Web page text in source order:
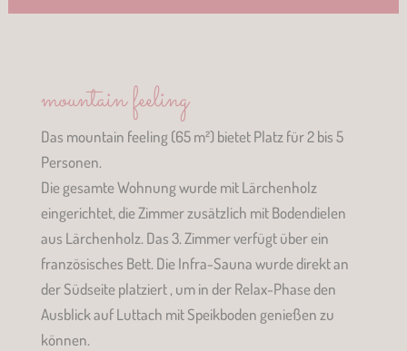
mountain feeling
Das mountain feeling (65 m²) bietet Platz für 2 bis 5
Personen.
Die gesamte Wohnung wurde mit Lärchenholz
eingerichtet, die Zimmer zusätzlich mit Bodendielen
aus Lärchenholz. Das 3. Zimmer verfügt über ein
französisches Bett. Die Infra-Sauna wurde direkt an
der Südseite platziert , um in der Relax-Phase den
Ausblick auf Luttach mit Speikboden genießen zu
können.